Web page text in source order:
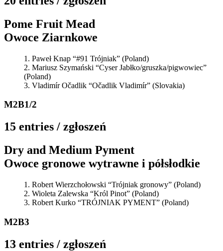
Pome Fruit Mead
Owoce Ziarnkowe
Paweł Knap “#91 Trójniak” (Poland)
Mariusz Szymański “Cyser Jabłko/gruszka/pigwowiec”
(Poland)
Vladimír Očadlik “Očadlik Vladimír” (Slovakia)
M2B1/2
15 entries / zgłoszeń
Dry and Medium Pyment
Owoce gronowe wytrawne i półsłodkie
Robert Wierzchołowski “Trójniak gronowy” (Poland)
Wioleta Zalewska “Król Pinot” (Poland)
Robert Kurko “TRÓJNIAK PYMENT” (Poland)
M2B3
13 entries / zgłoszeń